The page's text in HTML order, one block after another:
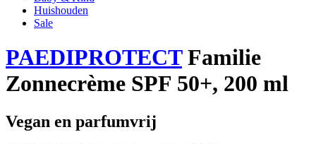
Huishouden
Sale
PAEDIPROTECTFamilie
Zonnecrème SPF 50+, 200 ml
Vegan en parfumvrij